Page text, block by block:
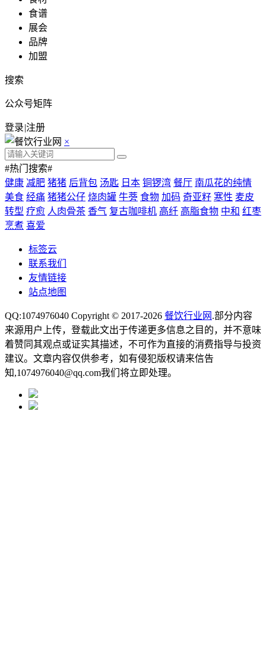
食谱
展会
品牌
加盟
搜索
公众号矩阵
登录|注册
×
#热门搜索#
健康 减肥 猪猪 后背包 汤匙 日本 铜锣湾 餐厅 南瓜花的纯情
美食 经痛 猪猪公仔 烧肉罐 牛蒡 食物 加码 奇亚籽 寒性 麦皮
转型 疗愈 人肉骨茶 香气 复古咖啡机 高纤 高脂食物 中和 红枣
烹煮 喜爱
标签云
联系我们
友情链接
站点地图
QQ:1074976040 Copyright © 2017-2026 餐饮行业网 .部分内容
来源用户上传，登载此文出于传递更多信息之目的，并不意味
着赞同其观点或证实其描述，不可作为直接的消费指导与投资
建议。文章内容仅供参考，如有侵犯版权请来信告
知,1074976040@qq.com我们将立即处理。